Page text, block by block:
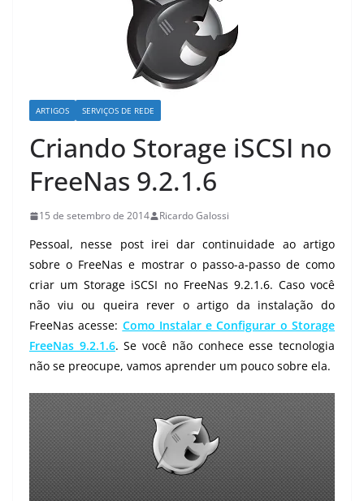
ARTIGOS SERVIÇOS DE REDE
Criando Storage iSCSI no
FreeNas 9.2.1.6
15 de setembro de 2014 Ricardo Galossi
Pessoal, nesse post irei dar continuidade ao artigo
sobre o FreeNas e mostrar o passo-a-passo de como
criar um Storage iSCSI no FreeNas 9.2.1.6. Caso você
não viu ou queira rever o artigo da instalação do
FreeNas acesse: Como Instalar e Configurar o Storage
FreeNas 9.2.1.6. Se você não conhece esse tecnologia
não se preocupe, vamos aprender um pouco sobre ela.